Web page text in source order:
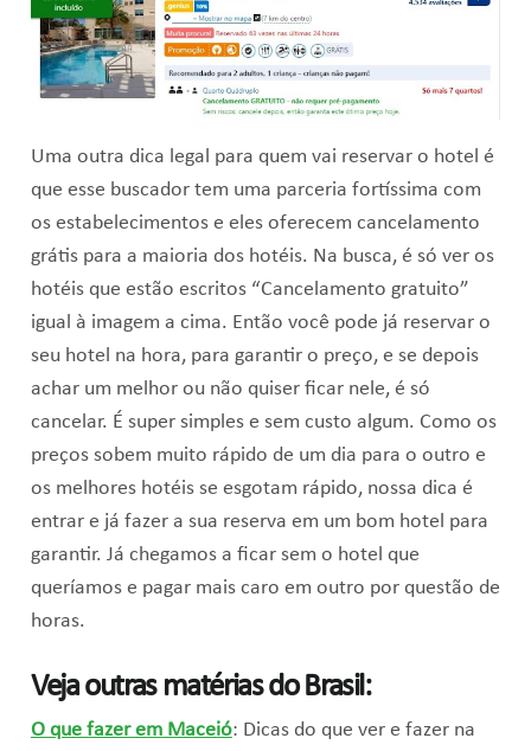
Uma outra dica legal para quem vai reservar o hotel é
que esse buscador tem uma parceria fortíssima com
os estabelecimentos e eles oferecem cancelamento
grátis para a maioria dos hotéis. Na busca, é só ver os
hotéis que estão escritos “Cancelamento gratuito”
igual à imagem a cima. Então você pode já reservar o
seu hotel na hora, para garantir o preço, e se depois
achar um melhor ou não quiser ficar nele, é só
cancelar. É super simples e sem custo algum. Como os
preços sobem muito rápido de um dia para o outro e
os melhores hotéis se esgotam rápido, nossa dica é
entrar e já fazer a sua reserva em um bom hotel para
garantir. Já chegamos a ficar sem o hotel que
queríamos e pagar mais caro em outro por questão de
horas.
Veja outras matérias do Brasil:
O que fazer em Maceió: Dicas do que ver e fazer na